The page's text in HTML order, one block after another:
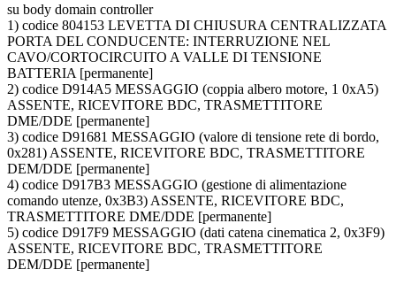
su body domain controller
1) codice 804153 LEVETTA DI CHIUSURA CENTRALIZZATA
PORTA DEL CONDUCENTE: INTERRUZIONE NEL
CAVO/CORTOCIRCUITO A VALLE DI TENSIONE
BATTERIA [permanente]
2) codice D914A5 MESSAGGIO (coppia albero motore, 1 0xA5)
ASSENTE, RICEVITORE BDC, TRASMETTITORE
DME/DDE [permanente]
3) codice D91681 MESSAGGIO (valore di tensione rete di bordo,
0x281) ASSENTE, RICEVITORE BDC, TRASMETTITORE
DEM/DDE [permanente]
4) codice D917B3 MESSAGGIO (gestione di alimentazione
comando utenze, 0x3B3) ASSENTE, RICEVITORE BDC,
TRASMETTITORE DME/DDE [permanente]
5) codice D917F9 MESSAGGIO (dati catena cinematica 2, 0x3F9)
ASSENTE, RICEVITORE BDC, TRASMETTITORE
DEM/DDE [permanente]